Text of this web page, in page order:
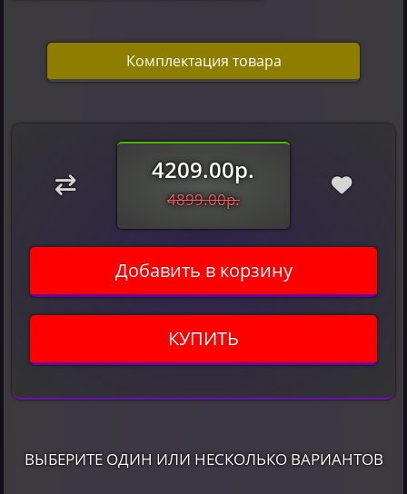
Комплектация товара
4209.00р.
4899.00р.
Добавить в корзину
КУПИТЬ
ВЫБЕРИТЕ ОДИН ИЛИ НЕСКОЛЬКО ВАРИАНТОВ